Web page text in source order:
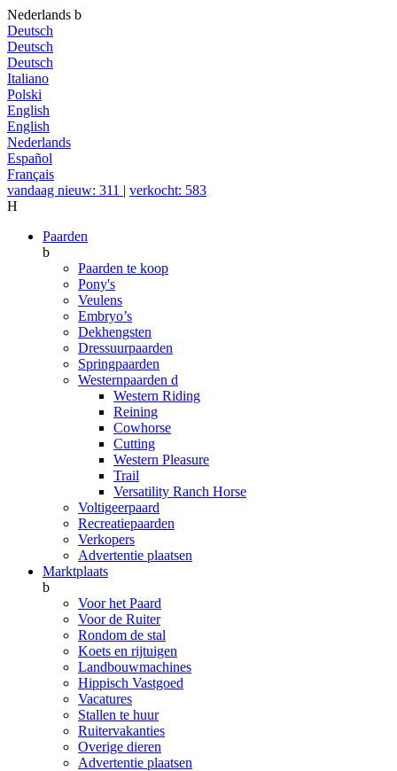
Nederlands b
Deutsch
Deutsch
Deutsch
Italiano
Polski
English
English
Nederlands
Español
Français
vandaag nieuw: 311 | verkocht: 583
H
Paarden
b
Paarden te koop
Pony's
Veulens
Embryo’s
Dekhengsten
Dressuurpaarden
Springpaarden
Westernpaarden d
Western Riding
Reining
Cowhorse
Cutting
Western Pleasure
Trail
Versatility Ranch Horse
Voltigeerpaard
Recreatiepaarden
Verkopers
Advertentie plaatsen
Marktplaats
b
Voor het Paard
Voor de Ruiter
Rondom de stal
Koets en rijtuigen
Landbouwmachines
Hippisch Vastgoed
Vacatures
Stallen te huur
Ruitervakanties
Overige dieren
Advertentie plaatsen